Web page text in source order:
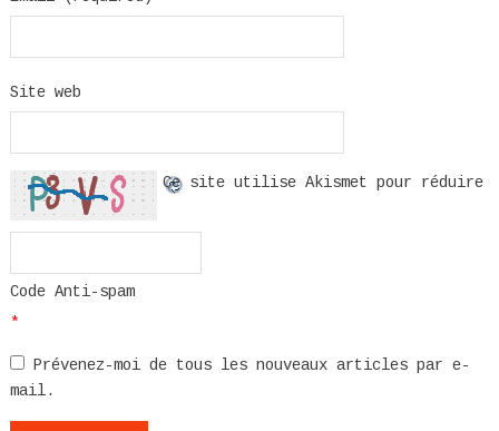
Site web
Code Anti-spam
*
Prévenez-moi de tous les nouveaux articles par e-
mail.
Ce site utilise Akismet pour réduire